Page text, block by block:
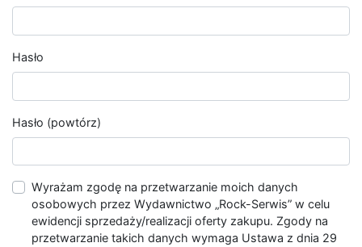
Hasło
Hasło (powtórz)
Wyrażam zgodę na przetwarzanie moich danych
osobowych przez Wydawnictwo „Rock-Serwis” w celu
ewidencji sprzedaży/realizacji oferty zakupu. Zgody na
przetwarzanie takich danych wymaga Ustawa z dnia 29